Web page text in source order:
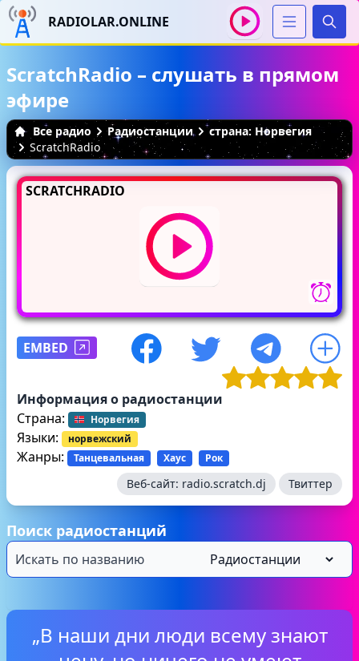
RADIOLAR.ONLINE
ScratchRadio – слушать в прямом
эфире
Все радио Радиостанции
страна: Норвегия
ScratchRadio
SCRATCHRADIO
EMBED
Информация о радиостанции
Страна:
Норвегия
Языки: норвежский
Жанры: Танцевальная Хаус Рок
Веб-сайт: radio.scratch.dj Твиттер
Поиск радиостанций
„В наши дни люди всему знают